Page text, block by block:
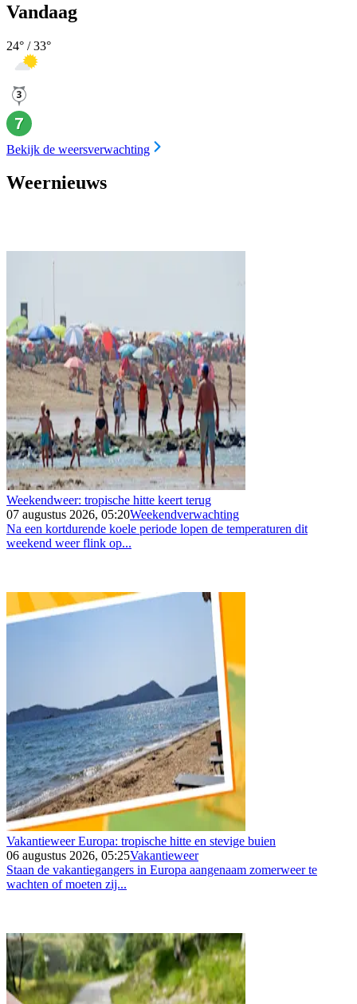
Vandaag
24° /33°
Bekijk de weersverwachting
Weernieuws
Weekendweer: tropische hitte keert terug
07 augustus 2026, 05:20Weekendverwachting
Na een kortdurende koele periode lopen de temperaturen dit
weekend weer flink op...
Vakantieweer Europa: tropische hitte en stevige buien
06 augustus 2026, 05:25Vakantieweer
Staan de vakantiegangers in Europa aangenaam zomerweer te
wachten of moeten zij...